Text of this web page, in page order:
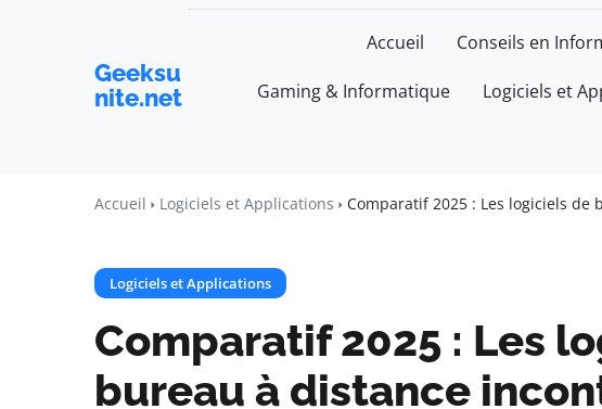
Geeksu
nite.net
Accueil Conseils en
Gaming & Informatique Logiciels et
Accueil Logiciels et Applications Comparatif 2025 : Les logiciels
Logiciels et Applications
Comparatif 2025 : Les
bureau à distance